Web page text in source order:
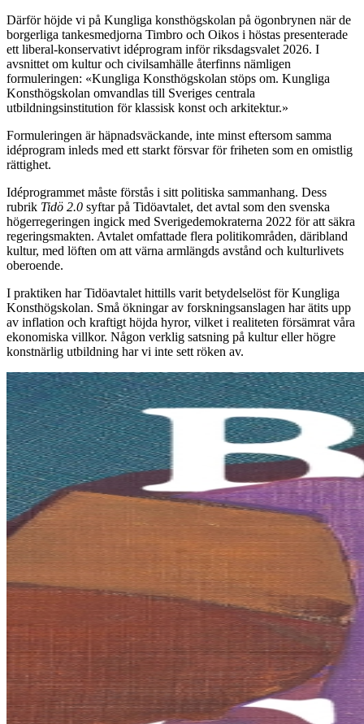
Därför höjde vi på Kungliga konsthögskolan på ögonbrynen när de
borgerliga tankesmedjorna Timbro och Oikos i höstas presenterade
ett liberal-konservativt idéprogram inför riksdagsvalet 2026. I
avsnittet om kultur och civilsamhälle återfinns nämligen
formuleringen: «Kungliga Konsthögskolan stöps om. Kungliga
Konsthögskolan omvandlas till Sveriges centrala
utbildningsinstitution för klassisk konst och arkitektur.»
Formuleringen är häpnadsväckande, inte minst eftersom samma
idéprogram inleds med ett starkt försvar för friheten som en omistlig
rättighet.
Idéprogrammet måste förstås i sitt politiska sammanhang. Dess
rubrik Tidö 2.0 syftar på Tidöavtalet, det avtal som den svenska
högerregeringen ingick med Sverigedemokraterna 2022 för att säkra
regeringsmakten. Avtalet omfattade flera politikområden, däribland
kultur, med löften om att värna armlängds avstånd och kulturlivets
oberoende.
I praktiken har Tidöavtalet hittills varit betydelselöst för Kungliga
Konsthögskolan. Små ökningar av forskningsanslagen har ätits upp
av inflation och kraftigt höjda hyror, vilket i realiteten försämrat våra
ekonomiska villkor. Någon verklig satsning på kultur eller högre
konstnärlig utbildning har vi inte sett röken av.